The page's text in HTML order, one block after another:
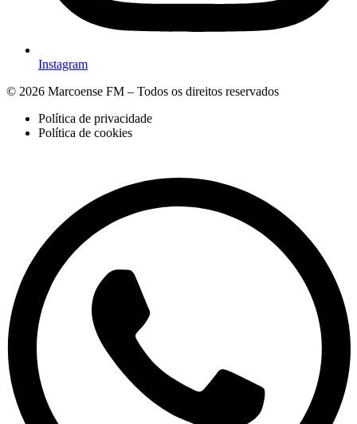
Instagram
© 2026 Marcoense FM – Todos os direitos reservados
Política de privacidade
Política de cookies